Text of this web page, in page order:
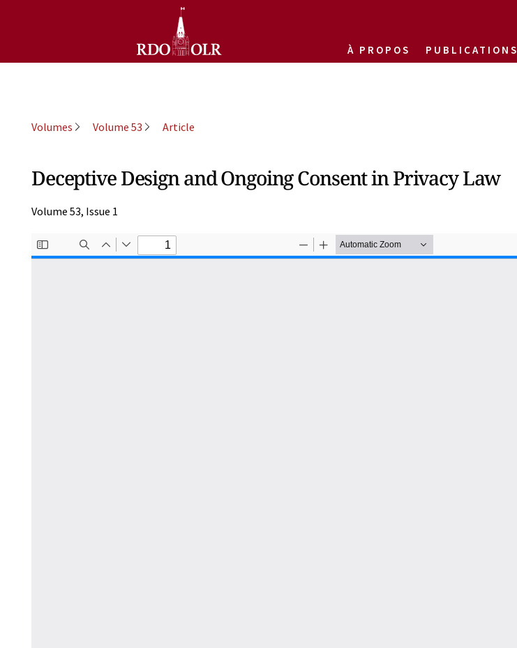
À PROPOS PUBLICATIONS
Volumes Volume 53 Article
Deceptive Design and Ongoing Consent in Privacy Law
Volume 53, Issue 1